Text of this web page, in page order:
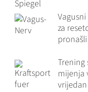
za
Trening
mijenja